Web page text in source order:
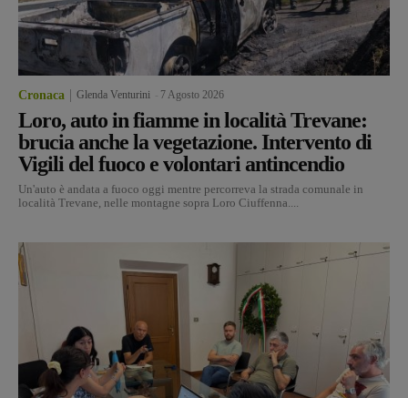
Cronaca Glenda Venturini 7 Agosto 2026
Loro, auto in fiamme in località Trevane:
brucia anche la vegetazione. Intervento di
Vigili del fuoco e volontari antincendio
Un'auto è andata a fuoco oggi mentre percorreva la strada comunale in
località Trevane, nelle montagne sopra Loro Ciuffenna....